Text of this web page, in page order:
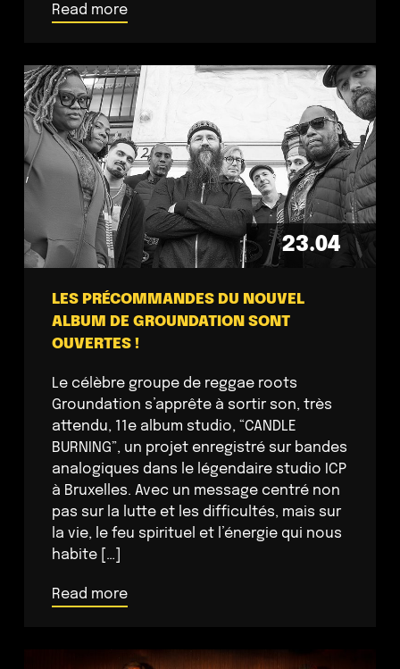
Read more
23.04
LES PRÉCOMMANDES DU NOUVEL
ALBUM DE GROUNDATION SONT
OUVERTES !
Le célèbre groupe de reggae roots
Groundation s’apprête à sortir son, très
attendu, 11e album studio, “CANDLE
BURNING”, un projet enregistré sur bandes
analogiques dans le légendaire studio ICP
à Bruxelles. Avec un message centré non
pas sur la lutte et les difficultés, mais sur
la vie, le feu spirituel et l’énergie qui nous
habite […]
Read more